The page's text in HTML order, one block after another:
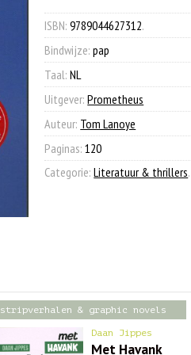
€ 15,00.€ 7,90.
ISBN:9789044627312.
Bindwijze:pap
Taal:NL
Uitgever:Prometheus
Auteur: Tom Lanoye
Paginas:120
Categorie:Literatuur & thrillers.
stripverhalen & graphic novels
Daan Jippes
Met Havank